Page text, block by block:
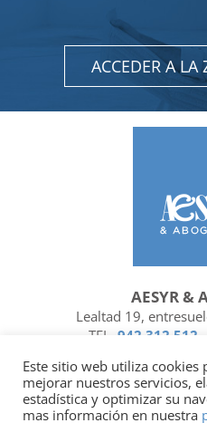
ACCEDER A LA
AESYR &
Lealtad 19,
TEL. 942 312 512
Este sitio web utiliza
mejorar nuestros servicios,
estadística y optimizar su
mas información en nuestra